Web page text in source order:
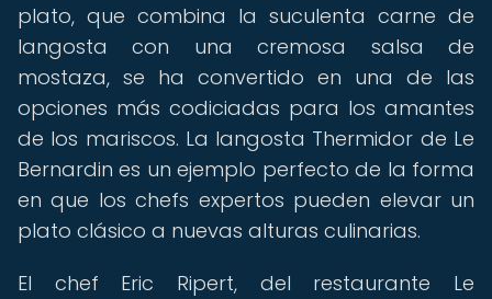
plato, que combina la suculenta carne de
langosta con una cremosa salsa de
mostaza, se ha convertido en una de las
opciones más codiciadas para los amantes
de los mariscos. La langosta Thermidor de Le
Bernardin es un ejemplo perfecto de la forma
en que los chefs expertos pueden elevar un
plato clásico a nuevas alturas culinarias.
El chef Eric Ripert, del restaurante Le